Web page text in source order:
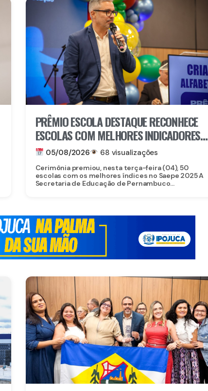
PRÊMIO ESCOLA DESTAQUE RECONHECE
ESCOLAS COM MELHORES INDICADORES
DE ALFABETIZAÇÃO EM PERNAMBUCO
05/08/2026 68 visualizações
Cerimônia premiou, nesta terça-feira (04), 50
escolas com os melhores índices no Saepe 2025 A
Secretaria de Educação de Pernambuco...